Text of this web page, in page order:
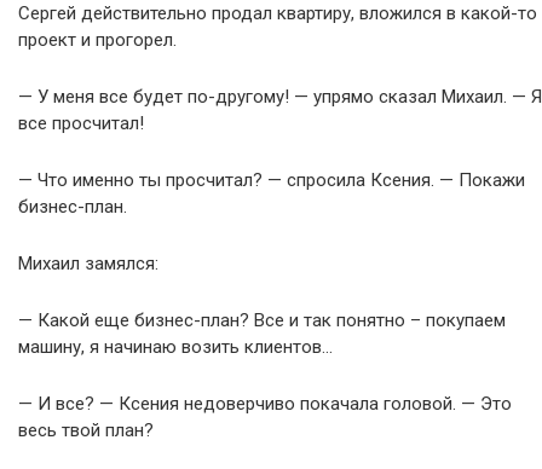
Сергей действительно продал квартиру, вложился в какой-то
проект и прогорел.
— У меня все будет по-другому! — упрямо сказал Михаил. — Я
все просчитал!
— Что именно ты просчитал? — спросила Ксения. — Покажи
бизнес-план.
Михаил замялся:
— Какой еще бизнес-план? Все и так понятно – покупаем
машину, я начинаю возить клиентов…
— И все? — Ксения недоверчиво покачала головой. — Это
весь твой план?